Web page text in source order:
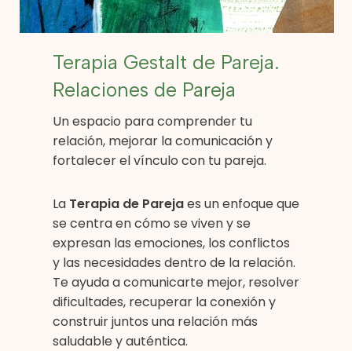
Terapia Gestalt de Pareja.
Relaciones de Pareja
Un espacio para comprender tu
relación, mejorar la comunicación y
fortalecer el vínculo con tu pareja.
La Terapia de Parejaes un enfoque que
se centra en cómo se viven y se
expresan las emociones, los conflictos
y las necesidades dentro de la relación.
Te ayuda a comunicarte mejor, resolver
dificultades, recuperar la conexión y
construir juntos una relación más
saludable y auténtica.